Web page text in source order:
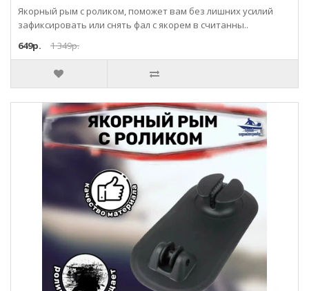
Якорный рым с роликом, поможет вам без лишних усилий
зафиксировать или снять фал с якорем в считанны..
649р.
1 349р.